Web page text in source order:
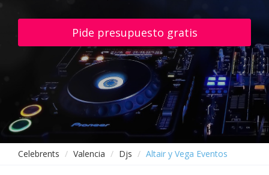
Pide presupuesto gratis
Celebrents Valencia Djs Altair y Vega Eventos